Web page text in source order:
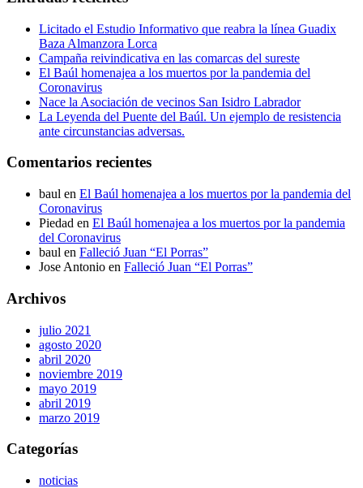
Licitado el Estudio Informativo que reabra la línea Guadix
Baza Almanzora Lorca
Campaña reivindicativa en las comarcas del sureste
El Baúl homenajea a los muertos por la pandemia del
Coronavirus
Nace la Asociación de vecinos San Isidro Labrador
La Leyenda del Puente del Baúl. Un ejemplo de resistencia
ante circunstancias adversas.
Comentarios recientes
baul en El Baúl homenajea a los muertos por la pandemia del
Coronavirus
Piedad en El Baúl homenajea a los muertos por la pandemia
del Coronavirus
baul en Falleció Juan “El Porras”
Jose Antonio en Falleció Juan “El Porras”
Archivos
julio 2021
agosto 2020
abril 2020
noviembre 2019
mayo 2019
abril 2019
marzo 2019
Categorías
noticias